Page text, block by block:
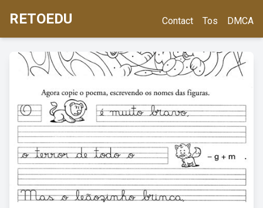
RETOEDU Contact Tos DMCA